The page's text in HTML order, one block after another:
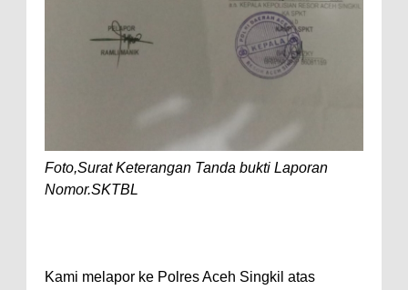
Foto,Surat Keterangan Tanda bukti Laporan
Nomor.SKTBL
Kami melapor ke Polres Aceh Singkil atas